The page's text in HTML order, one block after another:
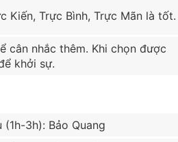
Kiến, Trực Bình, Trực Mãn là tốt.
cân nhắc thêm. Khi chọn được
khởi sự.
(1h-3h): Bảo Quang